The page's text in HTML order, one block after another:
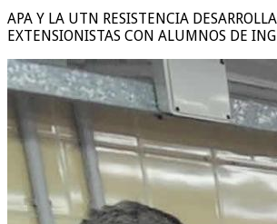
APA Y LA UTN RESISTENCIA
EXTENSIONISTAS CON ALUMNOS DE